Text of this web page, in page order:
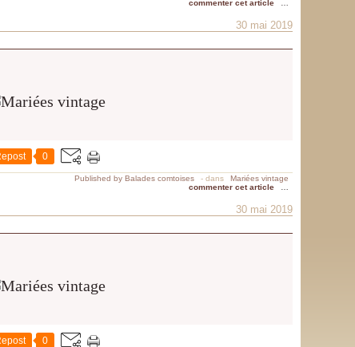
commenter cet article
30 mai 2019
0
Published by Balades comtoises - dans
Mariées vintage
commenter cet article
30 mai 2019
0